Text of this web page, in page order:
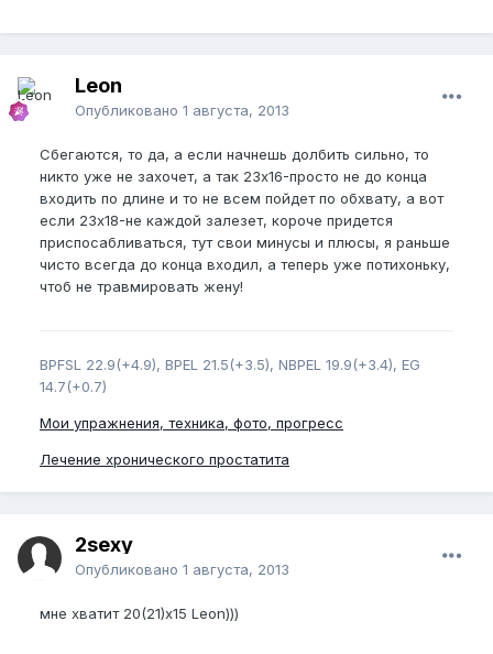
Leon
Опубликовано 1 августа, 2013
Сбегаются, то да, а если начнешь долбить сильно, то
никто уже не захочет, а так 23х16-просто не до конца
входить по длине и то не всем пойдет по обхвату, а вот
если 23х18-не каждой залезет, короче придется
приспосабливаться, тут свои минусы и плюсы, я раньше
чисто всегда до конца входил, а теперь уже потихоньку,
чтоб не травмировать жену!
BPFSL 22.9(+4.9), BPEL 21.5(+3.5), NBPEL 19.9(+3.4), EG
14.7(+0.7)
Мои упражнения, техника, фото, прогресс
Лечение хронического простатита
2sexy
Опубликовано 1 августа, 2013
мне хватит 20(21)x15 Leon)))